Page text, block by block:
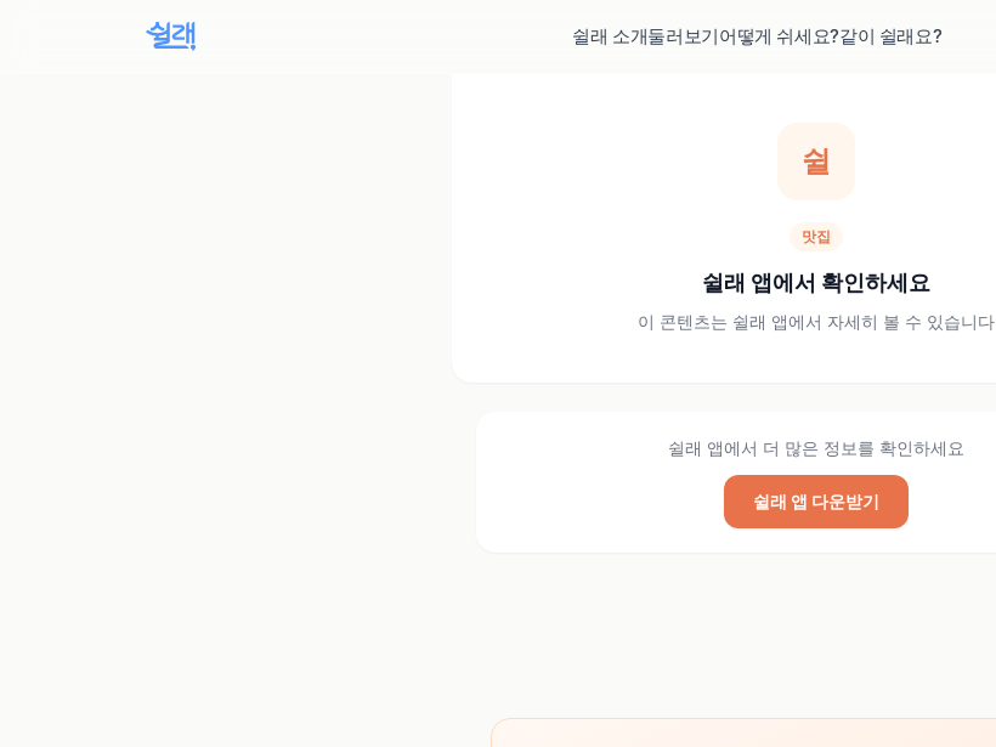
쉴래 소개둘러보기어떻게 쉬세요?같이 쉴래요?
쉴
맛집
쉴래 앱에서 확인하세요
이 콘텐츠는 쉴래 앱에서 자세히 볼 수 있습니다
쉴래 앱에서 더 많은 정보를 확인하세요
쉴래 앱 다운받기